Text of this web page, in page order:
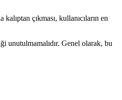
çıkması, kullanıcıların en
unutulmamalıdır. Genel olarak, bu